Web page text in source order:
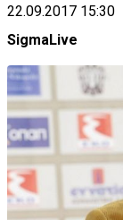
22.09.2017 15:30
SigmaLive